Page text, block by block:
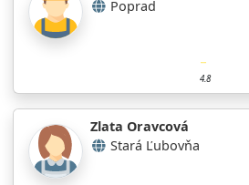
Poprad
4.8
Zlata Oravcová
Stará Ľubovňa